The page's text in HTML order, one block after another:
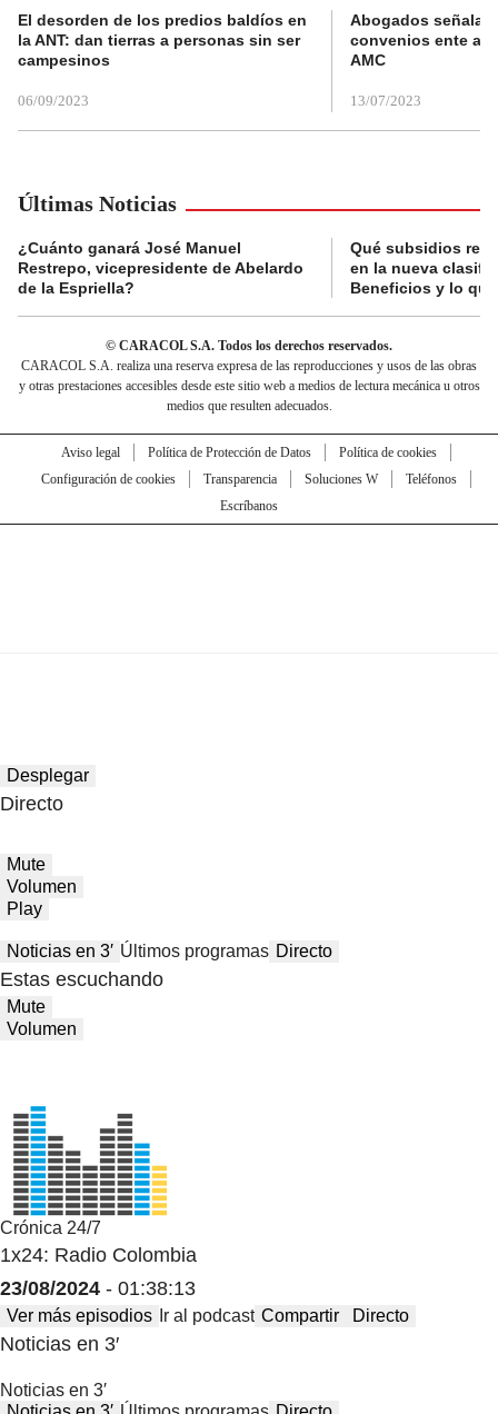
El desorden de los predios baldíos en
la ANT: dan tierras a personas sin ser
campesinos
06/09/2023
Abogados
convenios ente
AMC
13/07/2023
Últimas Noticias
¿Cuánto ganará José Manuel
Restrepo, vicepresidente de Abelardo
de la Espriella?
Qué subsidios
en la nueva
Beneficios y lo
© CARACOL S.A. Todos los derechos reservados.
CARACOL S.A. realiza una reserva expresa de las reproducciones y usos de las obras
y otras prestaciones accesibles desde este sitio web a medios de lectura mecánica u otros
medios que resulten adecuados.
Aviso legal Política de Protección de Datos
Política de cookies
Configuración de cookies
Transparencia Soluciones W
Teléfonos
Escríbanos
Desplegar
Directo
Mute
Volumen
Play
Noticias en 3′ Últimos programas Directo
Estas escuchando
Mute
Volumen
Crónica 24/7
1x24: Radio Colombia
23/08/2024 - 01:38:13
Ver más episodios Ir al podcast Compartir Directo
Noticias en 3′
Noticias en 3′